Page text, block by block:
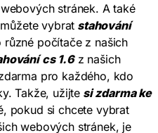
stránek. A také
vybrat stahování
počítače z našich
cs 1.6z našich
pro každého, kdo
Takže, užijte si zdarma ke
pokud si chcete vybrat
webových stránek, je